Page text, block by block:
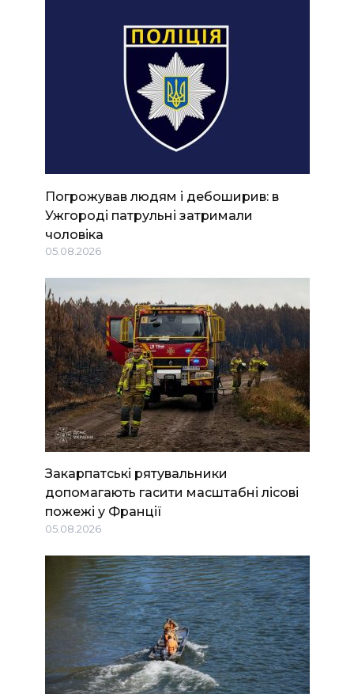
Погрожував людям і дебоширив: в
Ужгороді патрульні затримали
чоловіка
05.08.2026
Закарпатські рятувальники
допомагають гасити масштабні лісові
пожежі у Франції
05.08.2026